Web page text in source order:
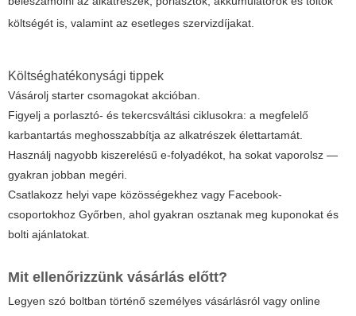
költségét is, valamint az esetleges szervizdíjakat.
Költséghatékonysági tippek
Vásárolj starter csomagokat akcióban.
Figyelj a porlasztó- és tekercsváltási ciklusokra: a megfelelő
karbantartás meghosszabbítja az alkatrészek élettartamát.
Használj nagyobb kiszerelésű e-folyadékot, ha sokat vaporolsz —
gyakran jobban megéri.
Csatlakozz helyi vape közösségekhez vagy Facebook-
csoportokhoz Győrben, ahol gyakran osztanak meg kuponokat és
bolti ajánlatokat.
Mit ellenőrizzünk vásárlás előtt?
Legyen szó boltban történő személyes vásárlásról vagy online